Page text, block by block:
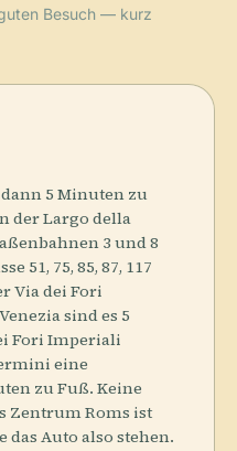
Besuch — kurz
5 Minuten zu
der Largo della
3 und 8
51, 75, 85, 87, 117
Via dei Fori
sind es 5
Fori Imperiali
eine
zu Fuß. Keine
Zentrum Roms ist
das Auto also stehen.